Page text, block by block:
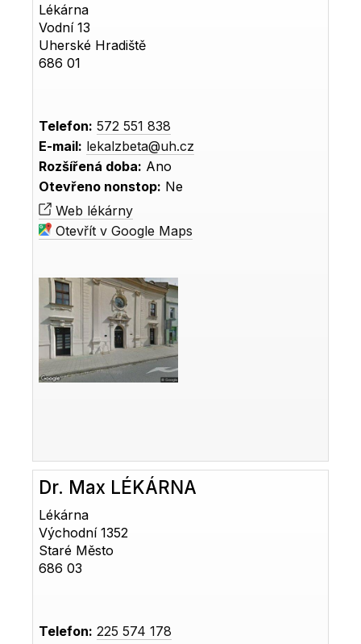
Lékárna
Vodní 13
Uherské Hradiště
686 01
Telefon: 572 551 838
E-mail: lekalzbeta@uh.cz
Rozšířená doba: Ano
Otevřeno nonstop: Ne
Web lékárny
Otevřít v Google Maps
Dr. Max LÉKÁRNA
Lékárna
Východní 1352
Staré Město
686 03
Telefon: 225 574 178